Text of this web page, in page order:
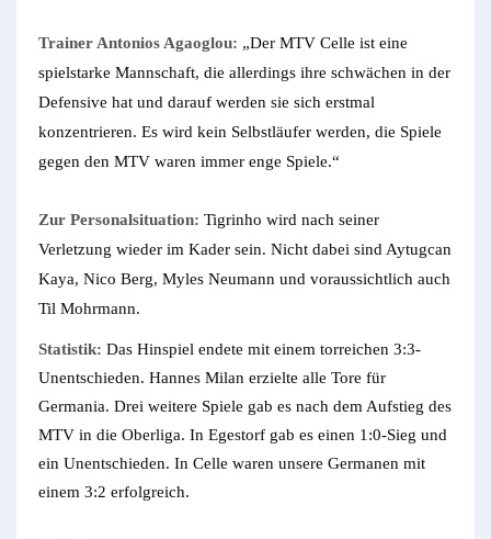
Trainer Antonios Agaoglou: „Der MTV Celle ist eine
spielstarke Mannschaft, die allerdings ihre schwächen in der
Defensive hat und darauf werden sie sich erstmal
konzentrieren. Es wird kein Selbstläufer werden, die Spiele
gegen den MTV waren immer enge Spiele.“
Zur Personalsituation: Tigrinho wird nach seiner
Verletzung wieder im Kader sein. Nicht dabei sind Aytugcan
Kaya, Nico Berg, Myles Neumann und voraussichtlich auch
Til Mohrmann.
Statistik: Das Hinspiel endete mit einem torreichen 3:3-
Unentschieden. Hannes Milan erzielte alle Tore für
Germania. Drei weitere Spiele gab es nach dem Aufstieg des
MTV in die Oberliga. In Egestorf gab es einen 1:0-Sieg und
ein Unentschieden. In Celle waren unsere Germanen mit
einem 3:2 erfolgreich.